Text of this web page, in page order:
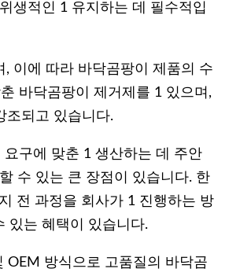
생적인 1 유지하는 데 필수적입
이에 따라 바닥곰팡이 제품의 수
바닥곰팡이 제거제를 1 있으며,
조되고 있습니다.
구에 맞춘 1 생산하는 데 주안
수 있는 큰 장점이 있습니다. 한
전 과정을 회사가 1 진행하는 방
있는 혜택이 있습니다.
OEM 방식으로 고품질의 바닥곰